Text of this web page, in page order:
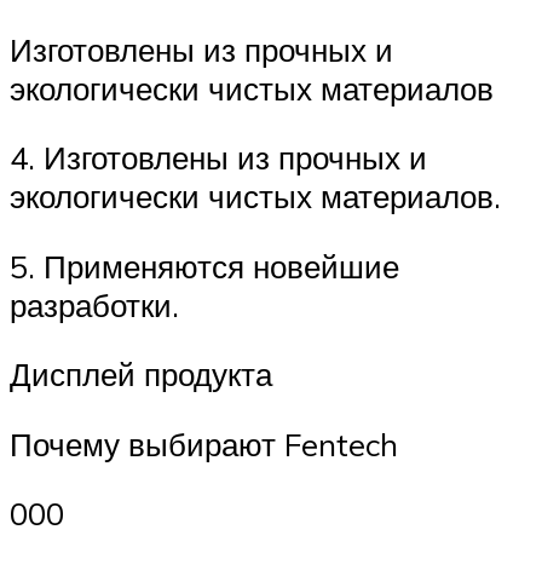
Изготовлены из прочных и
экологически чистых материалов
4. Изготовлены из прочных и
экологически чистых материалов.
5. Применяются новейшие
разработки.
Дисплей продукта
Почему выбирают Fentech
000